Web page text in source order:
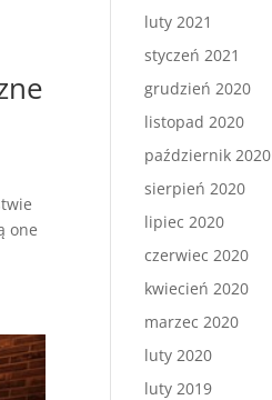
one
luty 2021
styczeń 2021
grudzień 2020
listopad 2020
październik 2020
sierpień 2020
lipiec 2020
czerwiec 2020
kwiecień 2020
marzec 2020
luty 2020
luty 2019